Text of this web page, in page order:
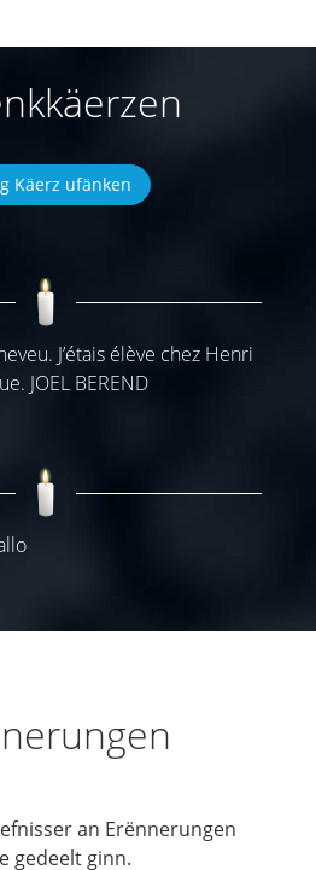
Käerz ufänken
J’étais élève chez Henri
JOEL BEREND
an Erënnerungen
gedeelt ginn.